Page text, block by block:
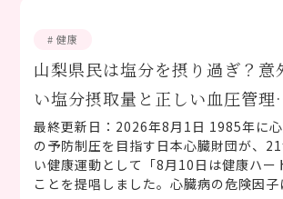
# 健康
山梨県民は塩分を摂り過ぎ？意
い塩分摂取量と正しい血圧管
最終更新日：2026年8月1日 1985年に
の予防制圧を目指す日本心臓財団が、
い健康運動として「8月10日は健康ハー
ことを提唱しました。心臓病の危険因